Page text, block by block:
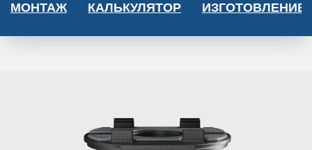
МОНТАЖ КАЛЬКУЛЯТОР ИЗГОТОВЛЕНИЕ